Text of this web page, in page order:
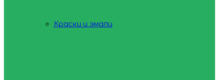
Краски и эмали